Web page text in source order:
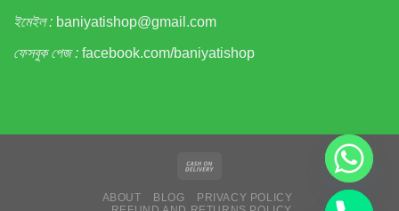
ইমেইল : baniyatishop@gmail.com
ফেসবুক পেজ : facebook.com/baniyatishop
ABOUT BLOG
PRIVACY POLICY